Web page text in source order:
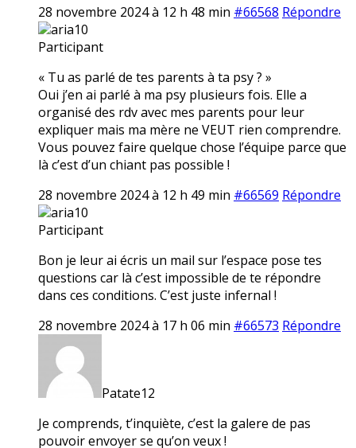
28 novembre 2024 à 12 h 48 min #66568 Répondre
aria10
Participant
« Tu as parlé de tes parents à ta psy ? »
Oui j’en ai parlé à ma psy plusieurs fois. Elle a
organisé des rdv avec mes parents pour leur
expliquer mais ma mère ne VEUT rien comprendre.
Vous pouvez faire quelque chose l’équipe parce que
là c’est d’un chiant pas possible !
28 novembre 2024 à 12 h 49 min #66569 Répondre
aria10
Participant
Bon je leur ai écris un mail sur l’espace pose tes
questions car là c’est impossible de te répondre
dans ces conditions. C’est juste infernal !
28 novembre 2024 à 17 h 06 min #66573 Répondre
Patate12
Je comprends, t’inquiète, c’est la galere de pas
pouvoir envoyer se qu’on veux !